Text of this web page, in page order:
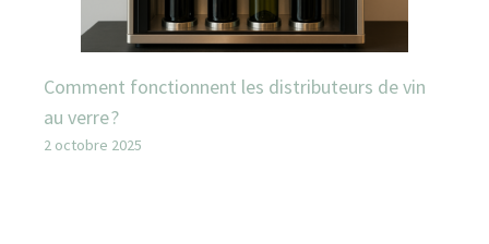
Comment fonctionnent les distributeurs de vin
au verre ?
2 octobre 2025